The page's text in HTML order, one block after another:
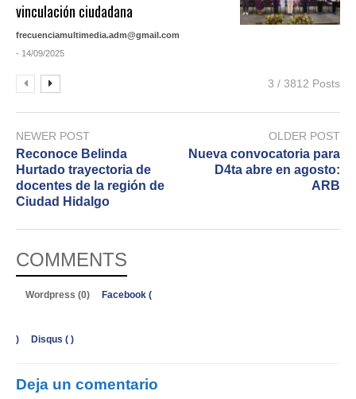
vinculación ciudadana
frecuenciamultimedia.adm@gmail.com
- 14/09/2025
3 / 3812 Posts
NEWER POST
Reconoce Belinda
Hurtado trayectoria de
docentes de la región de
Ciudad Hidalgo
OLDER POST
Nueva convocatoria para
D4ta abre en agosto:
ARB
COMMENTS
Wordpress (0) Facebook (
) Disqus ( )
Deja un comentario